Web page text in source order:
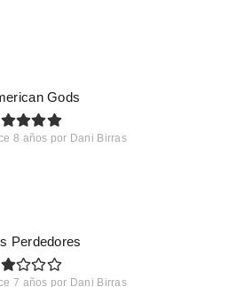
Gods
8 años por Dani Birras
Perdedores
7 años por Dani Birras